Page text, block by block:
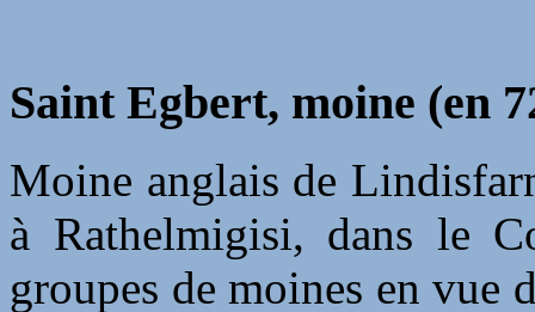
Saint Egbert, moine (en
Moine anglais de
à Rathelmigisi, dans le
groupes de moines en vue